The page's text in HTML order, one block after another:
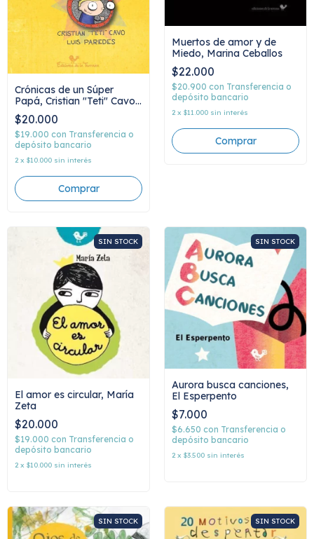
Crónicas de un Súper
Papá, Cristian "Teti" Cavo
y Luis Paredes
$20.000
$19.000 con Transferencia o
depósito bancario
2 x $10.000 sin interés
Muertos de amor y de
Miedo, Marina Ceballos
$22.000
$20.900 con Transferencia o
depósito bancario
2 x $11.000 sin interés
SIN STOCK
El amor es circular, María
Zeta
$20.000
$19.000 con Transferencia o
depósito bancario
2 x $10.000 sin interés
SIN STOCK
Aurora busca canciones,
El Esperpento
$7.000
$6.650 con Transferencia o
depósito bancario
2 x $3.500 sin interés
SIN STOCK SIN STOCK